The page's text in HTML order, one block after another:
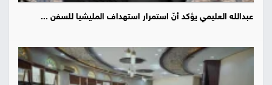
عبدالله العليمي يؤكد أنّ استمرار استهداف المليشيا للسفن ...